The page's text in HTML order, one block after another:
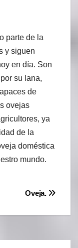
parte de la
y siguen
en día. Son
su lana,
de
ovejas
ya
de la
doméstica
mundo.
Oveja.